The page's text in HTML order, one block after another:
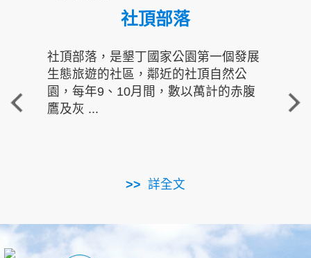
社頂部落
社頂部落，是墾丁國家公園第一個發展
生態旅遊的社區，鄰近的社頂自然公
園，每年9、10月間，數以萬計的赤腹
鷹及灰 ...
詳全文
重
走進